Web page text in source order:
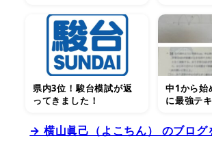
県内3位！駿台模試が返
ってきました！
中1から始
に最強テ
→ 横山眞己（よこちん） のブログ